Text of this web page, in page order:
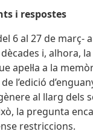
i respostes
6 al 27 de
i, alhora,
apel·la a la
l’edició
al llarg dels
la pregunta
restriccions.